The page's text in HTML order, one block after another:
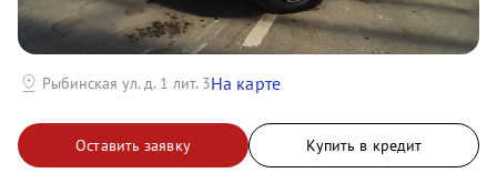
Оставить заявку Купить в кредит
Рыбинская ул. д. 1 лит. 3На карте